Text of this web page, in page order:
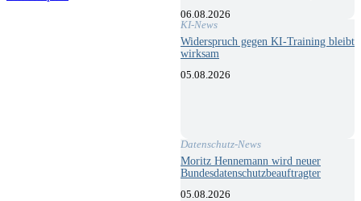
06.08.2026
KI-News
Widerspruch gegen KI-Training bleibt
wirksam
05.08.2026
Datenschutz-News
Moritz Hennemann wird neuer
Bundesdatenschutzbeauftragter
05.08.2026